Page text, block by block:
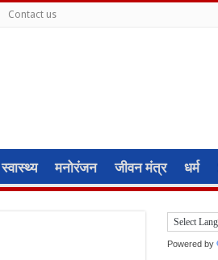
Contact us
स्वास्थ्य मनोरंजन जीवन मंत्र धर्म
Powered by